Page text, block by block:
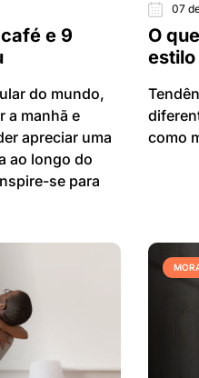
e 9
do mundo,
a manhã e
apreciar uma
ao longo do
se para
07
O
como